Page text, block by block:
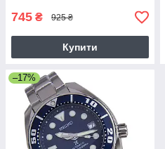
745 ₴ 925 ₴
Купити
–17%